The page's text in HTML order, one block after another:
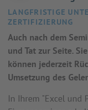
LANGFRISTIGE
ZERTIFIZIERUNG
Auch nach dem
und Tat zur Seite.
können jederzeit
Umsetzung des
In Ihrem "Excel und